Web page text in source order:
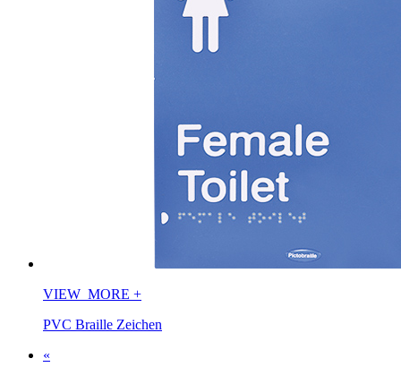
VIEW_MORE +
PVC Braille Zeichen
«